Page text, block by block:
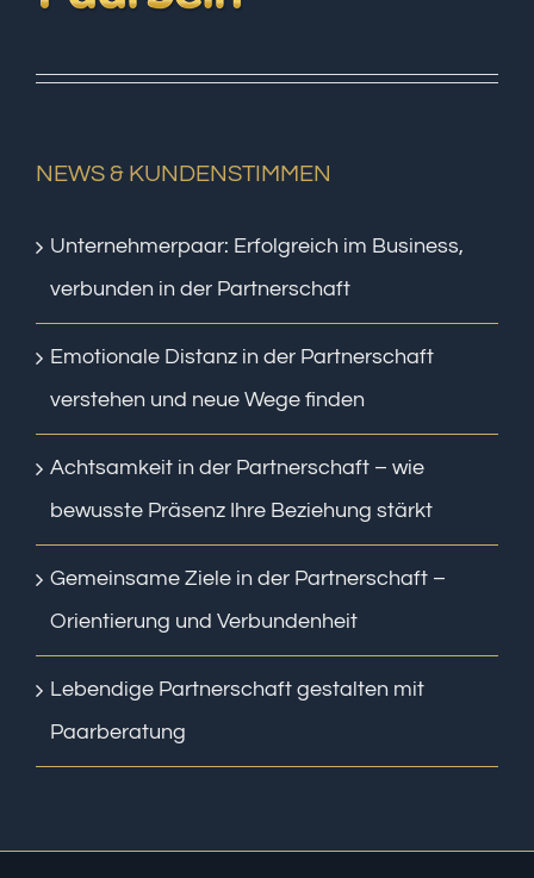
NEWS & KUNDENSTIMMEN
Unternehmerpaar: Erfolgreich im Business,
verbunden in der Partnerschaft
Emotionale Distanz in der Partnerschaft
verstehen und neue Wege finden
Achtsamkeit in der Partnerschaft – wie
bewusste Präsenz Ihre Beziehung stärkt
Gemeinsame Ziele in der Partnerschaft –
Orientierung und Verbundenheit
Lebendige Partnerschaft gestalten mit
Paarberatung